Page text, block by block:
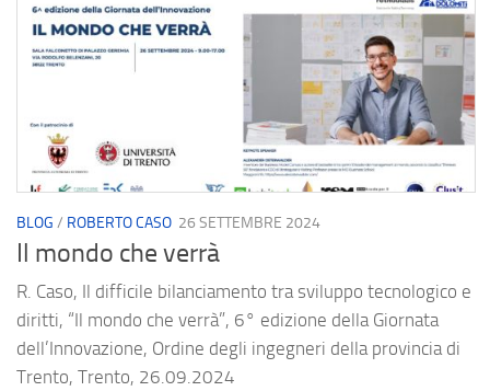
BLOG / ROBERTO CASO 26 SETTEMBRE 2024
Il mondo che verrà
R. Caso, Il difficile bilanciamento tra sviluppo tecnologico e
diritti, “Il mondo che verrà”, 6° edizione della Giornata
dell’Innovazione, Ordine degli ingegneri della provincia di
Trento, Trento, 26.09.2024